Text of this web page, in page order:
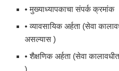
• मुख्याध्यापकाचा संपर्क क्रमांक
• व्यावसायिक अर्हता (सेवा
असल्यास )
• शैक्षणिक अर्हता (सेवा